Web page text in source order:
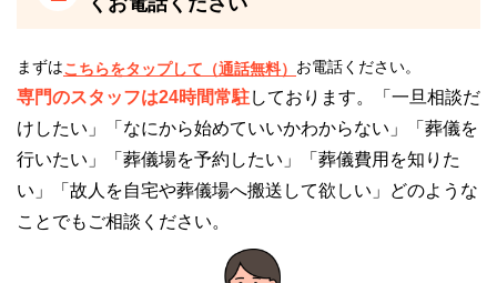
いて
草津ブライトホール【草津駅西】には、17台の駐車場
が完備されているため、お車での来場も可能です。
ただ、台数が限られているため、お車での来場の方が
多い場合には注意が必要です。
まずはこちらをタップして（通話無料） お電話ください。
専門のスタッフは24時間常駐しております。「一旦相談だ
けしたい」「なにから始めていいかわからない」「葬儀を
行いたい」「葬儀場を予約したい」「葬儀費用を知りた
い」「故人を自宅や葬儀場へ搬送して欲しい」どのような
ことでもご相談ください。